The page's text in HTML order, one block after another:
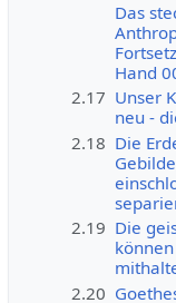
Das
Hand
2.17 Unser
neu -
2.18 Die
2.19 Die
2.20